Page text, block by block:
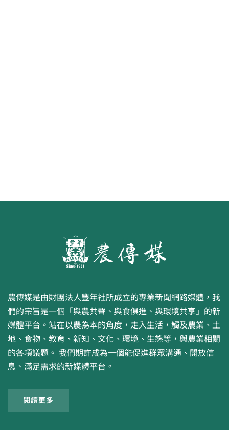
農傳媒是由財團法人豐年社所成立的專業新聞網路媒體，我
們的宗旨是一個「與農共聲、與食俱進、與環境共享」的新
媒體平台。站在以農為本的角度，走入生活，觸及農業、土
地、食物、教育、新知、文化、環境、生態等，與農業相關
的各項議題。 我們期許成為一個能促進群眾溝通、開放信
息、滿足需求的新媒體平台。
閱讀更多